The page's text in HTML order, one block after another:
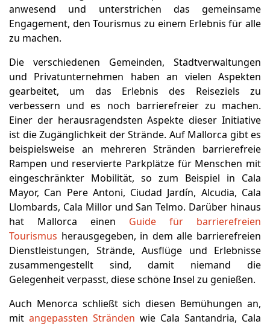
anwesend und unterstrichen das gemeinsame
Engagement, den Tourismus zu einem Erlebnis für alle
zu machen.
Die verschiedenen Gemeinden, Stadtverwaltungen
und Privatunternehmen haben an vielen Aspekten
gearbeitet, um das Erlebnis des Reiseziels zu
verbessern und es noch barrierefreier zu machen.
Einer der herausragendsten Aspekte dieser Initiative
ist die Zugänglichkeit der Strände. Auf Mallorca gibt es
beispielsweise an mehreren Stränden barrierefreie
Rampen und reservierte Parkplätze für Menschen mit
eingeschränkter Mobilität, so zum Beispiel in Cala
Mayor, Can Pere Antoni, Ciudad Jardín, Alcudia, Cala
Llombards, Cala Millor und San Telmo. Darüber hinaus
hat Mallorca einen Guide für barrierefreien
Tourismus herausgegeben, in dem alle barrierefreien
Dienstleistungen, Strände, Ausflüge und Erlebnisse
zusammengestellt sind, damit niemand die
Gelegenheit verpasst, diese schöne Insel zu genießen.
Auch Menorca schließt sich diesen Bemühungen an,
mit angepassten Stränden wie Cala Santandria, Cala